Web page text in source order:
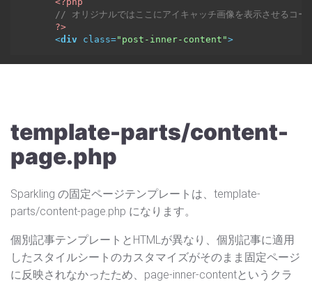
// オリジナルではここにアイキャッチ画像を表示させるコー
?>
<div class="post-inner-content">
template-parts/content-
page.php
Sparkling の固定ページテンプレートは、template-
parts/content-page.php になります。
個別記事テンプレートとHTMLが異なり、個別記事に適用
したスタイルシートのカスタマイズがそのまま固定ページ
に反映されなかったため、page-inner-contentというクラ